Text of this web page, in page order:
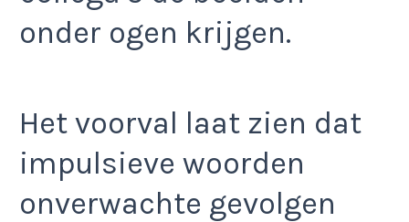
onder ogen krijgen.
Het voorval laat zien dat
impulsieve woorden
onverwachte gevolgen